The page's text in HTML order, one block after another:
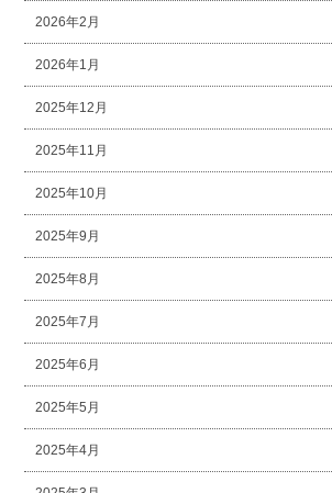
2026年2月
2026年1月
2025年12月
2025年11月
2025年10月
2025年9月
2025年8月
2025年7月
2025年6月
2025年5月
2025年4月